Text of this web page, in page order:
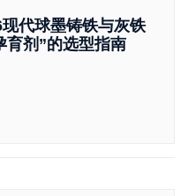
代球墨铸铁与灰铁
育剂”的选型指南